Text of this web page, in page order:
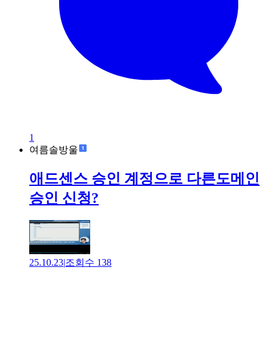
1
여름솔방울
애드센스 승인 계정으로 다른도메인
승인 신청?
25.10.23|조회수 138